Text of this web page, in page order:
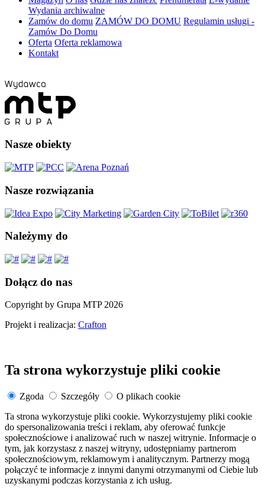
Wydania archiwalne
Zamów do domu ZAMÓW DO DOMU Regulamin usługi -
Zamów Do Domu
Oferta Oferta reklamowa
Kontakt
Nasze obiekty
Nasze rozwiązania
Należymy do
Dołącz do nas
Copyright by Grupa MTP 2026
Projekt i realizacja: Crafton
Ta strona wykorzystuje pliki cookie
Zgoda Szczegóły
O plikach cookie
Ta strona wykorzystuje pliki cookie. Wykorzystujemy pliki cookie
do spersonalizowania treści i reklam, aby oferować funkcje
społecznościowe i analizować ruch w naszej witrynie. Informacje o
tym, jak korzystasz z naszej witryny, udostępniamy partnerom
społecznościowym, reklamowym i analitycznym. Partnerzy mogą
połączyć te informacje z innymi danymi otrzymanymi od Ciebie lub
uzyskanymi podczas korzystania z ich usług.